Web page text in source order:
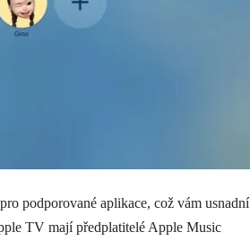
podporované aplikace, což vám usnadní
TV mají předplatitelé Apple Music